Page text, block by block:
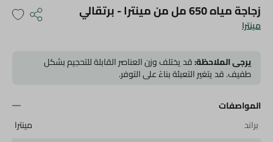
مينترا
زجاجة مياه 650 مل من مينترا - برتقالي
يرجى الملاحظة:قد يختلف وزن العناصر القابلة للتحجيم بشكل
طفيف. قد يتغير التعبئة بناءً على التوفر.
المواصفات
براند
مينترا